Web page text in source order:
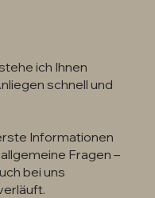
ich Ihnen
schnell und
Informationen
Fragen –
bei uns